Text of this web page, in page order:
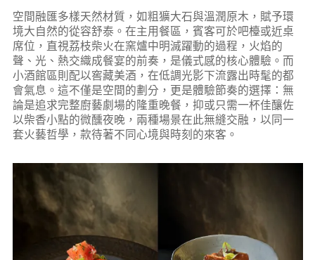
空間融匯多樣天然材質，如粗獷大石與溫潤原木，賦予環
境大自然的從容舒泰。在主用餐區，賓客可於吧檯或近桌
席位，直視荔枝柴火在窯爐中明滅躍動的過程，火焰的
聲、光、熱交織成餐宴的前奏，是儀式感的核心體驗。而
小酒館區則配以窖藏美酒，在低調光影下流露出時髦的都
會氣息。這不僅是空間的劃分，更是體驗節奏的選擇：無
論是追求完整廚藝劇場的隆重晚餐，抑或只需一杯佳釀佐
以柴香小點的微醺夜晚，兩種場景在此無縫交融，以同一
套火藝哲學，款待著不同心境與時刻的來客。